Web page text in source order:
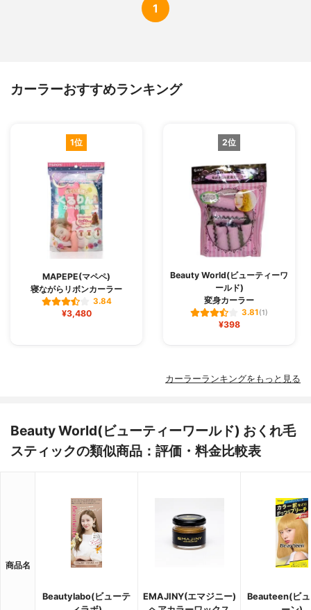
1
カーラーおすすめランキング
1位
MAPEPE(マペペ)
寝ながらリボンカーラー
3.84
¥3,480
2位
Beauty World(ビューティーワ
ールド)
変身カーラー
3.81(1)
¥398
カーラーランキングをもっと見る
Beauty World(ビューティーワールド) おくれ毛
スティックの類似商品：評価・料金比較表
商品名
Beautylabo(ビューテ
EMAJINY(エマジニー)
Beauteen(ビ